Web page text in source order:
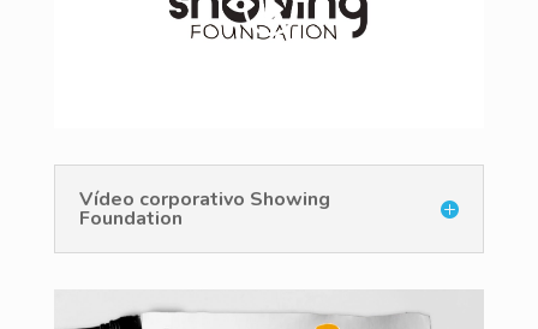
Vídeo corporativo Showing
Foundation